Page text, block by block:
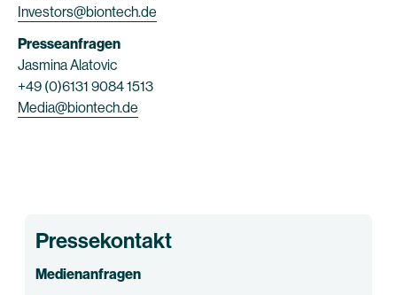
Investors@biontech.de
Presseanfragen
Jasmina Alatovic
+49 (0)6131 9084 1513
Media@biontech.de
Pressekontakt
Medienanfragen